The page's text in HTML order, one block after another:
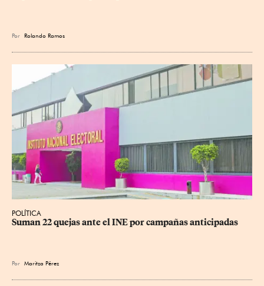
Por Rolando Ramos
POLÍTICA
Suman 22 quejas ante el INE por campañas anticipadas
Por Maritza Pérez